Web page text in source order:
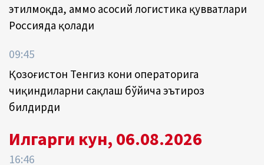
этилмоқда, аммо асосий логистика қувватлари
Россияда қолади
09:45
Қозоғистон Тенгиз кони операторига
чиқиндиларни сақлаш бўйича эътироз
билдирди
Илгарги кун, 06.08.2026
16:46